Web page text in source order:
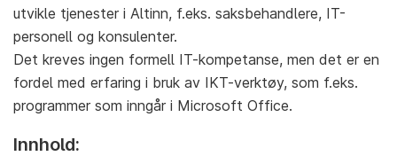
utvikle tjenester i Altinn, f.eks. saksbehandlere, IT-
personell og konsulenter.
Det kreves ingen formell IT-kompetanse, men det er en
fordel med erfaring i bruk av IKT-verktøy, som f.eks.
programmer som inngår i Microsoft Office.
Innhold: